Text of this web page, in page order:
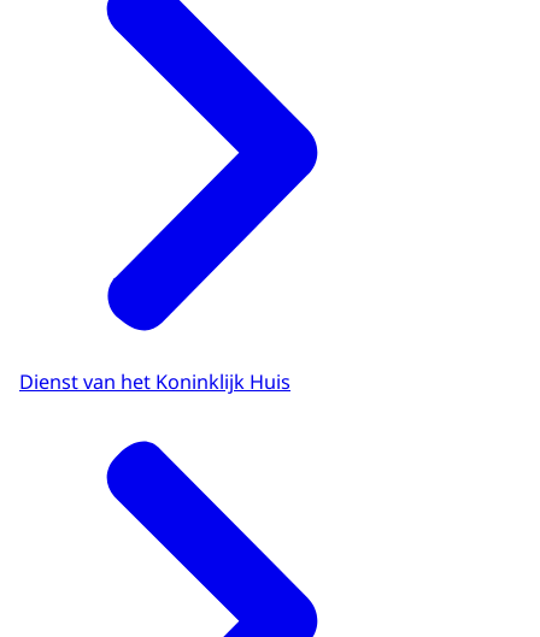
Dienst van het Koninklijk Huis